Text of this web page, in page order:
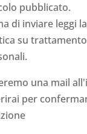
pubblicato.
di inviare leggi
su
.
una mail
per